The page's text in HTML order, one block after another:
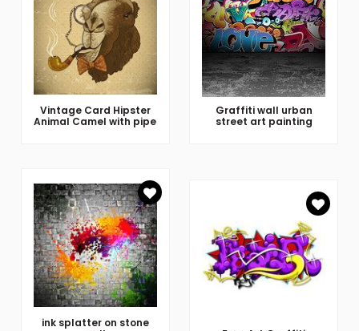
Vintage Card Hipster
Animal Camel with pipe
Graffiti wall urban
street art painting
ink splatter on stone